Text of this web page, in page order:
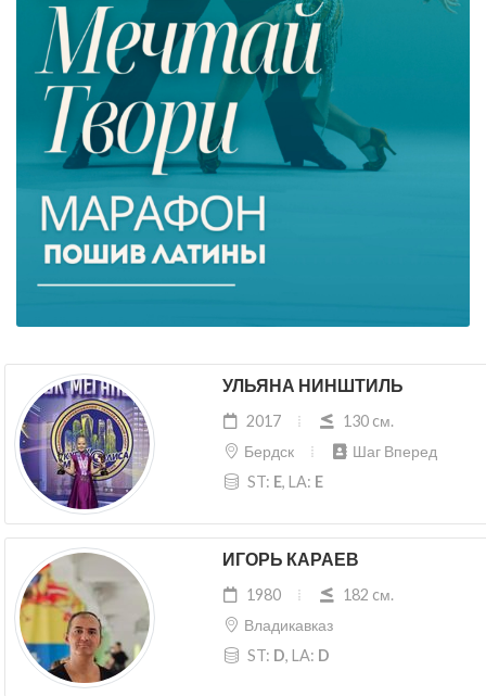
УЛЬЯНА НИНШТИЛЬ
2017
130 cм.
Бердск
Шаг Вперед
ST: E, LA: E
ИГОРЬ КАРАЕВ
1980
182 cм.
Владикавказ
ST: D, LA: D